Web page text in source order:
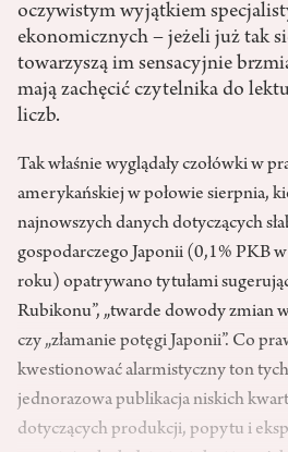
oczywistym wyjątkiem
ekonomicznych – jeżeli już tak
towarzyszą im sensacyjnie
mają zachęcić czytelnika do
liczb.
Tak właśnie wyglądały czołówki w
amerykańskiej w połowie sierpnia,
najnowszych danych dotyczących
gospodarczego Japonii (0,1% PKB
roku) opatrywano tytułami
Rubikonu”, „twarde dowody zmian
czy „złamanie potęgi Japonii”. Co
kwestionować alarmistyczny ton
jednorazowa publikacja niskich
dotyczących produkcji, popytu i